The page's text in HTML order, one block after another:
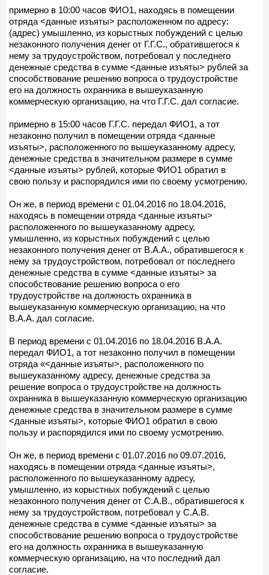
примерно в 10:00 часов ФИО1, находясь в помещении
отряда <данные изъяты> расположенном по адресу:
(адрес) умышленно, из корыстных побуждений с целью
незаконного получения денег от Г.Г.С., обратившегося к
нему за трудоустройством, потребовал у последнего
денежные средства в сумме <данные изъяты> рублей за
способствование решению вопроса о трудоустройстве
его на должность охранника в вышеуказанную
коммерческую организацию, на что Г.Г.С. дал согласие.
примерно в 15:00 часов Г.Г.С. передал ФИО1, а тот
незаконно получил в помещении отряда <данные
изъяты>, расположенного по вышеуказанному адресу,
денежные средства в значительном размере в сумме
<данные изъяты> рублей, которые ФИО1 обратил в
свою пользу и распорядился ими по своему усмотрению.
Он же, в период времени с 01.04.2016 по 18.04.2016,
находясь в помещении отряда <данные изъяты>
расположенного по вышеуказанному адресу,
умышленно, из корыстных побуждений с целью
незаконного получения денег от В.А.А., обратившегося к
нему за трудоустройством, потребовал от последнего
денежные средства в сумме <данные изъяты> за
способствование решению вопроса о его
трудоустройстве на должность охранника в
вышеуказанную коммерческую организацию, на что
В.А.А. дал согласие.
В период времени с 01.04.2016 по 18.04.2016 В.А.А.
передал ФИО1, а тот незаконно получил в помещении
отряда «<данные изъяты>, расположенного по
вышеуказанному адресу, денежные средства за
решение вопроса о трудоустройстве на должность
охранника в вышеуказанную коммерческую организацию
денежные средства в значительном размере в сумме
<данные изъяты>, которые ФИО1 обратил в свою
пользу и распорядился ими по своему усмотрению.
Он же, в период времени с 01.07.2016 по 09.07.2016,
находясь в помещении отряда <данные изъяты>,
расположенного по вышеуказанному адресу,
умышленно, из корыстных побуждений с целью
незаконного получения денег от С.А.В., обратившегося к
нему за трудоустройством, потребовал у С.А.В.
денежные средства в сумме <данные изъяты> за
способствование решению вопроса о трудоустройстве
его на должность охранника в вышеуказанную
коммерческую организацию, на что последний дал
согласие.